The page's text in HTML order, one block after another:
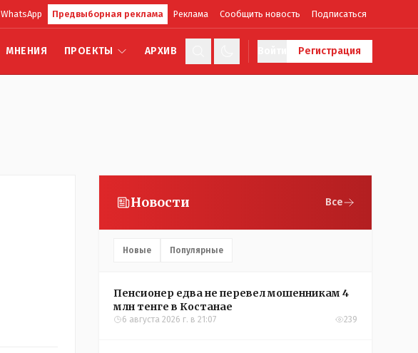
WhatsApp Предвыборная реклама Реклама Сообщить новость Подписаться
МНЕНИЯ ПРОЕКТЫ АРХИВ Регистрация
Новости Все
Новые Популярные
Пенсионер едва не перевел мошенникам 4
млн тенге в Костанае
6 августа 2026 г. в 21:07 239